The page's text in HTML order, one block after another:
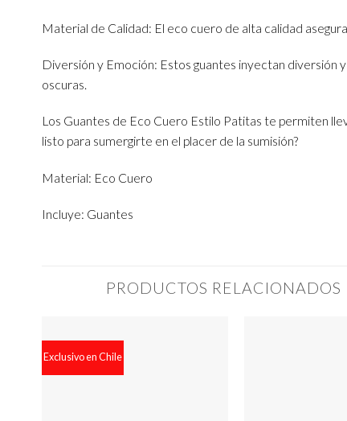
Material de Calidad: El eco cuero de alta calidad
Diversión y Emoción: Estos guantes inyectan diversión
oscuras.
Los Guantes de Eco Cuero Estilo Patitas te permiten
listo para sumergirte en el placer de la sumisión?
Material: Eco Cuero
Incluye: Guantes
PRODUCTOS RELACIONADOS
Exclusivo en Chile